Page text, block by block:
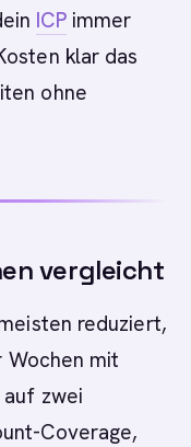
ICPimmer
klar das
ohne
vergleicht
reduziert,
mit
zwei
Coverage,